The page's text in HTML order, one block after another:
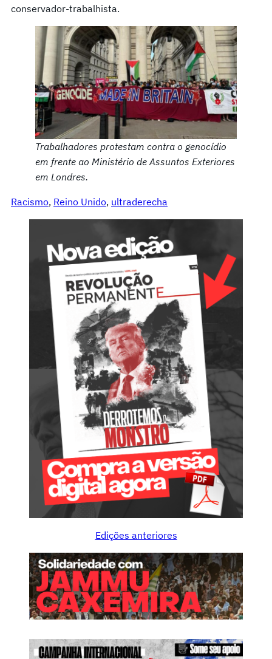
conservador-trabalhista.
Trabalhadores protestam contra o genocídio
em frente ao Ministério de Assuntos Exteriores
em Londres.
Racismo, Reino Unido, ultraderecha
Edições anteriores